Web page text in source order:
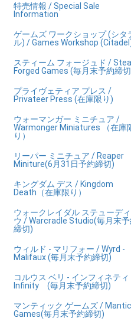
特売情報 / Special Sale
Information
ゲームズ ワークショップ (シタ
ル) / Games Workshop
スティーム フォージュド /
Forged Games (毎月末予約締
プライヴェティア プレス /
Privateer Press (在庫限り)
ウォーマンガー ミニチュア /
Warmonger Miniatures （在庫
り）
リーパー ミニチュア / Reaper
Miniture(6月31日予約締切)
キングダム デス / Kingdom
Death（在庫限り）
ウォークレイダル ステューデ
ウ / Warcradle Studio(毎月末予
締切)
ウィルド - マリフォー / Wyrd -
Malifaux (毎月末予約締切)
コルウス ベリ - インフィネテ
Infinity (毎月末予約締切)
マンティック ゲームズ / Mantic
Games(毎月末予約締切)